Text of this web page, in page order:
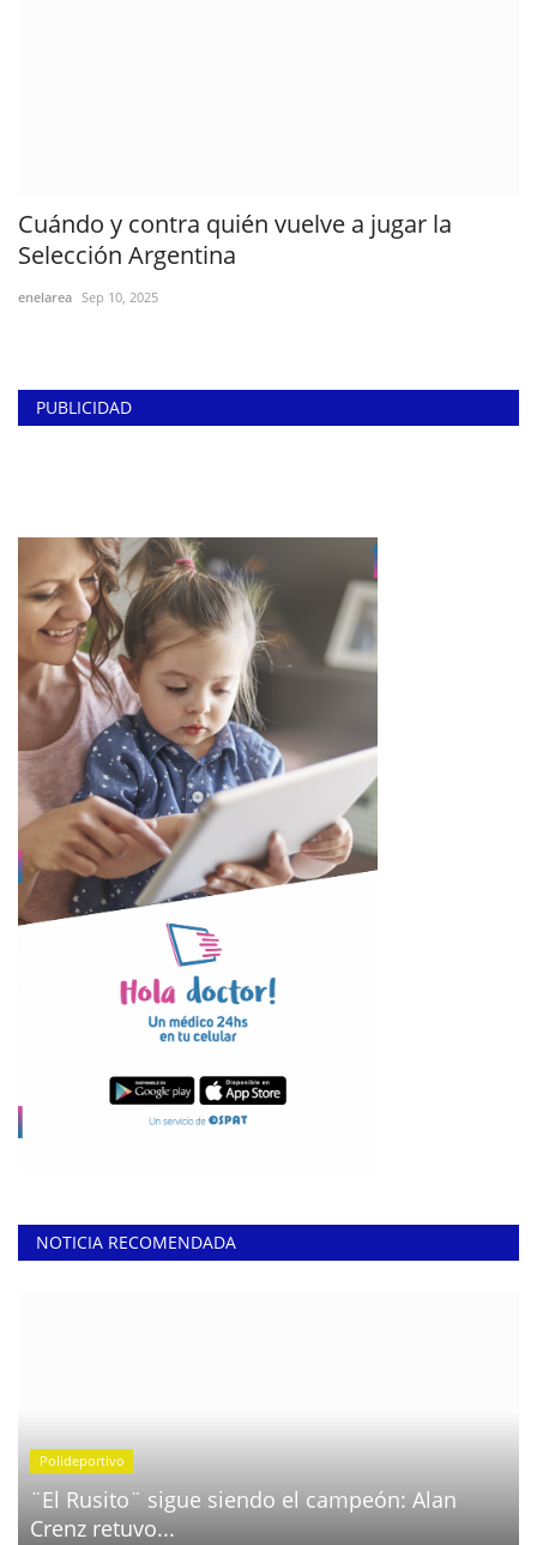
Cuándo y contra quién vuelve a jugar la
Selección Argentina
enelarea Sep 10, 2025
PUBLICIDAD
NOTICIA RECOMENDADA
Polideportivo
¨El Rusito¨ sigue siendo el campeón: Alan
Crenz retuvo...